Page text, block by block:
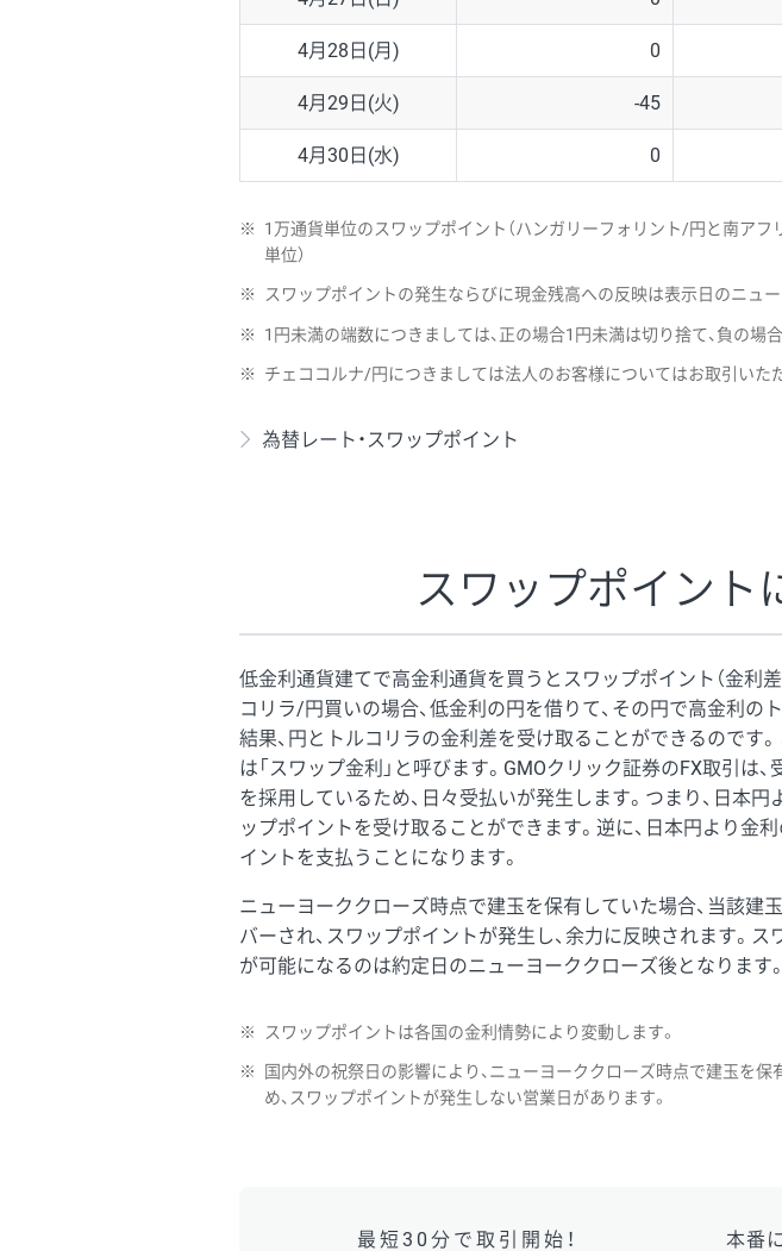
4月28日(月) 0
4月29日(火) -45
4月30日(水) 0
※
1万通貨単位のスワップポイント（ハンガリーフォリント/円と南ア
単位）
※ スワップポイントの発生ならびに現金残高への反映は表示日のニュ
※ 1円未満の端数につきましては、正の場合1円未満は切り捨て、負の場
※ チェココルナ/円につきましては法人のお客様についてはお取引いた
為替レート・スワップポイント
スワップポイント
低金利通貨建てで高金利通貨を買うとスワップポイント（金利
コリラ/円買いの場合、低金利の円を借りて、その円で高金利の
結果、円とトルコリラの金利差を受け取ることができるのです
は「スワップ金利」と呼びます。GMOクリック証券のFX取引は
を採用しているため、日々受払いが発生します。つまり、日本
ップポイントを受け取ることができます。逆に、日本円より金
イントを支払うことになります。
ニューヨーククローズ時点で建玉を保有していた場合、当該建
バーされ、スワップポイントが発生し、余力に反映されます。
が可能になるのは約定日のニューヨーククローズ後となります
※ スワップポイントは各国の金利情勢により変動します。
※
国内外の祝祭日の影響により、ニューヨーククローズ時点で建玉を
め、スワップポイントが発生しない営業日があります。
最短30分で取引開始！ 本番